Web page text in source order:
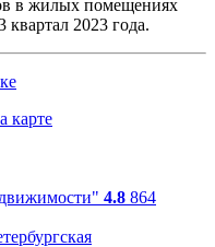
в жилых помещениях
квартал 2023 года.
4.8 864